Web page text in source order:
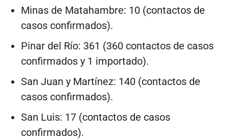
Minas de Matahambre: 10 (contactos de
casos confirmados).
Pinar del Río: 361 (360 contactos de casos
confirmados y 1 importado).
San Juan y Martínez: 140 (contactos de
casos confirmados).
San Luis: 17 (contactos de casos
confirmados).